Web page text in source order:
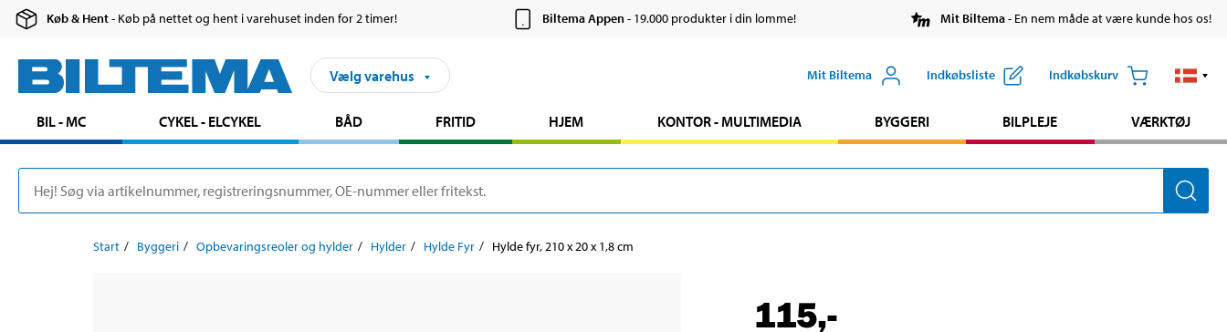
Køb & Hent- Køb på nettet og hent i varehuset inden for 2 timer! Biltema Appen- 19.000 produkter i din lomme! Mit Biltema- En nem måde at være kunde hos os!
Vælg varehus Mit Biltema Indkøbsliste Indkøbskurv
BIL - MC CYKEL - ELCYKEL BÅD FRITID HJEM KONTOR - MULTIMEDIA BYGGERI BILPLEJE VÆRKTØJ
Start Byggeri Opbevaringsreoler og hylder Hylder Hylde Fyr Hylde fyr, 210 x 20 x 1,8 cm
115,-